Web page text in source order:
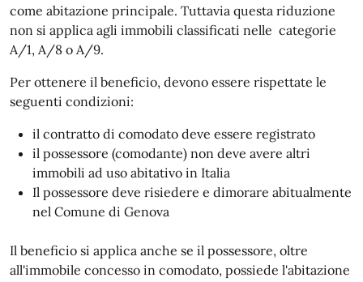
come abitazione principale. Tuttavia questa riduzione
non si applica agli immobili classificati nelle categorie
A/1, A/8 o A/9.
Per ottenere il beneficio, devono essere rispettate le
seguenti condizioni:
il contratto di comodato deve essere registrato
il possessore (comodante) non deve avere altri
immobili ad uso abitativo in Italia
Il possessore deve risiedere e dimorare abitualmente
nel Comune di Genova
Il beneficio si applica anche se il possessore, oltre
all'immobile concesso in comodato, possiede l'abitazione